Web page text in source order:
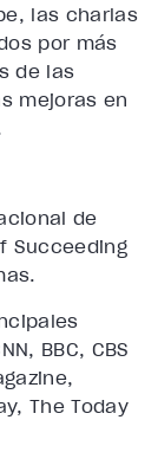
las charlas
por más
de las
mejoras en
de
Succeeding
BBC, CBS
The Today